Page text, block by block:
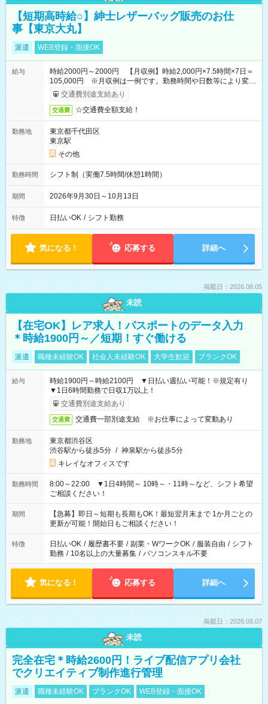
【短期高時給○】紳士レザーバッグ販売のお仕
事【東京大丸】
派遣 WEB登録・面接OK
給与
時給2000円～2000円 【月収例】時給2,000円×7.5時間×7日＝
105,000円 ※月収例は一例です。勤務時間や日数等により変動
いたします。
交通費別途支給あり
交通費 ☆交通費全額支給！
勤務地
東京都千代田区
東京駅
その他
勤務時間 シフト制（実働7.5時間/休憩1時間）
期間 2026年9月30日～10月13日
特徴 日払いOK / シフト勤務
気になる！ 応募する 詳細へ
掲載日：2026.08.05
未読
【在宅OK】レア求人！パスポートのデータ入力
＊時給1900円～／短期！すぐ働ける
派遣 職種未経験OK 社会人未経験OK 大学生歓迎 ブランクOK
給与
時給1900円～時給2100円 ▼日払い週払い可能！※規定有り
▼1日6時間勤務で日収1万以上！
交通費別途支給あり
交通費 交通費一部別途支給 ※お仕事によって変動あり
勤務地
東京都渋谷区
渋谷駅から徒歩5分 / 神泉駅から徒歩5分
キレイなオフィスです
勤務時間
8:00～22:00 ▼1日4時間～ 10時～・11時～など、シフト希望
ご相談ください！
期間
【急募】即日～短期も長期もOK！最短翌月末まで 1か月ごとの
更新が可能！開始日もご相談ください！
特徴 日払いOK / 履歴書不要 / 副業・WワークOK / 服装自由 / シフト
勤務 / 10名以上の大量募集 / パソコンスキル不要
気になる！ 応募する 詳細へ
掲載日：2026.08.07
未読
完全在宅＊時給2600円！ライブ配信アプリ会社
でクリエイティブ制作進行管理
派遣 職種未経験OK ブランクOK WEB登録・面接OK